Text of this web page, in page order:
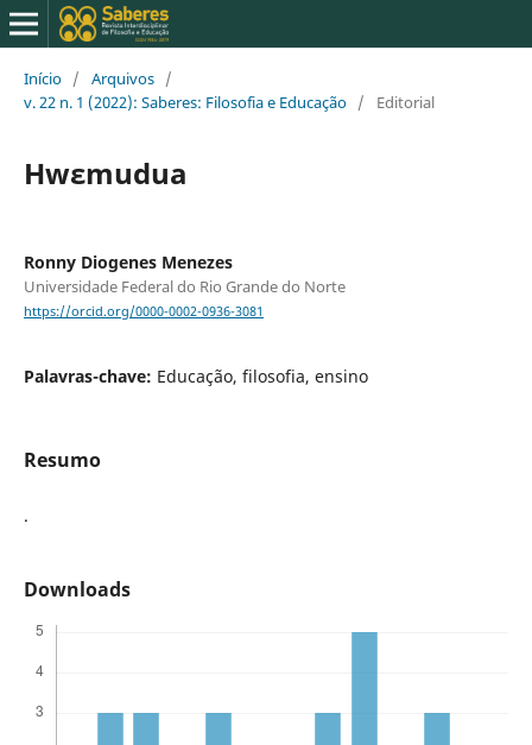
Início / Arquivos /
v. 22 n. 1 (2022): Saberes: Filosofia e Educação / Editorial
Hwɛmudua
Ronny Diogenes Menezes
Universidade Federal do Rio Grande do Norte
https://orcid.org/0000-0002-0936-3081
Palavras-chave: Educação, filosofia, ensino
Resumo
.
Downloads